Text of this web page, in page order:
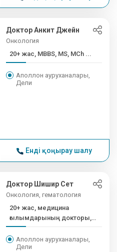
Доктор Анкит Джейн
Онкология
20+ жас, MBBS, MS, MCh ...
Аполлон ауруханалары,
Дели
Енді қоңырау шалу
Доктор Шишир Сет
Онкология, гематология
20+ жас, медицина
ғылымдарының докторы,
медицина ғылымдарының
докторы - клиника...
Аполлон ауруханалары,
Дели